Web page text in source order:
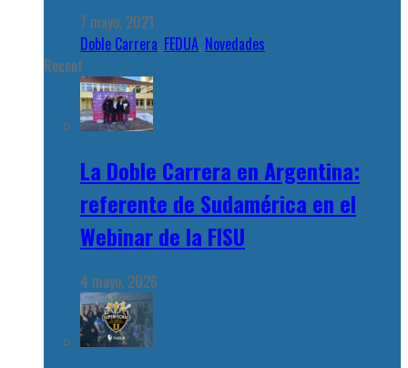
7 mayo, 2021
Doble Carrera, FEDUA, Novedades
Recent
La Doble Carrera en Argentina:
referente de Sudamérica en el
Webinar de la FISU
4 mayo, 2026